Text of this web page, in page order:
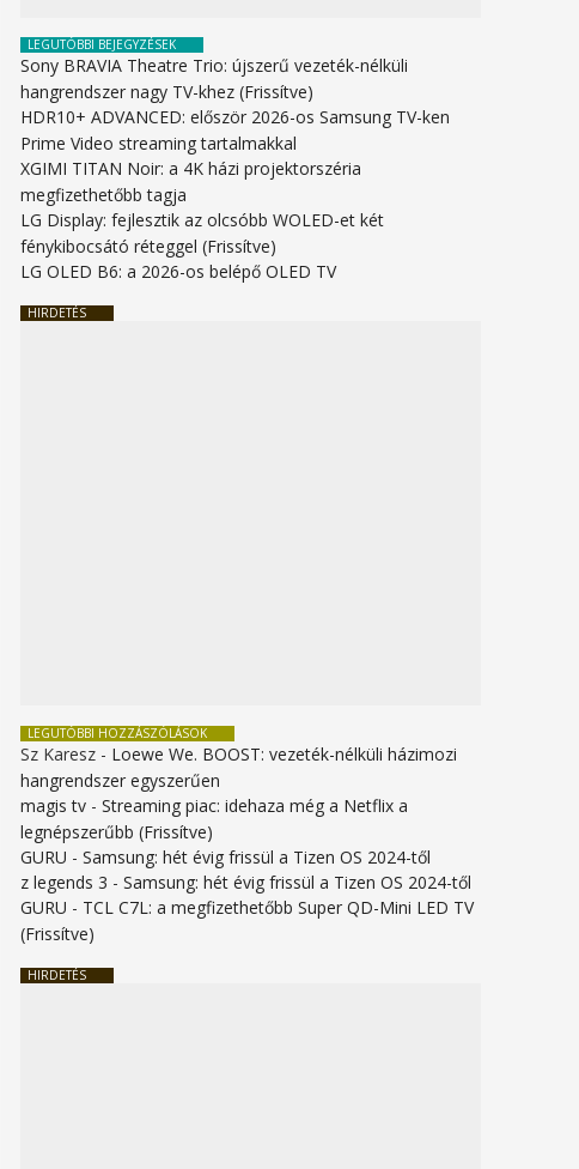
LEGUTÓBBI BEJEGYZÉSEK
Sony BRAVIA Theatre Trio: újszerű vezeték-nélküli
hangrendszer nagy TV-khez (Frissítve)
HDR10+ ADVANCED: először 2026-os Samsung TV-ken
Prime Video streaming tartalmakkal
XGIMI TITAN Noir: a 4K házi projektorszéria
megfizethetőbb tagja
LG Display: fejlesztik az olcsóbb WOLED-et két
fénykibocsátó réteggel (Frissítve)
LG OLED B6: a 2026-os belépő OLED TV
HIRDETÉS
LEGUTÓBBI HOZZÁSZÓLÁSOK
Sz Karesz - Loewe We. BOOST: vezeték-nélküli házimozi
hangrendszer egyszerűen
magis tv -Streaming piac: idehaza még a Netflix a
legnépszerűbb (Frissítve)
GURU -Samsung: hét évig frissül a Tizen OS 2024-től
z legends 3 -Samsung: hét évig frissül a Tizen OS 2024-től
GURU - TCL C7L: a megfizethetőbb Super QD-Mini LED TV
(Frissítve)
HIRDETÉS